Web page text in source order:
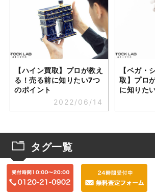
【ハイン買取】プロが教え
る！売る前に知りたい7つ
のポイント
2022/06/14
【ベガ・
取】プロ
に知りた
タグ一覧
買取方法